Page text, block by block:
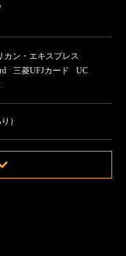
カン・エキスプレス
三菱UFJカード
UC
）